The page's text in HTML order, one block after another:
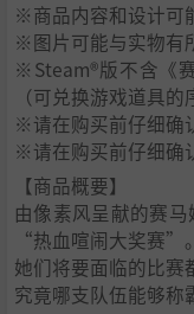
※商品内容和设计可
※图片可能与实物有
※Steam®版不含《
（可兑换游戏道具的
※请在购买前仔细确
※请在购买前仔细确
【商品概要】
由像素风呈献的赛
“热血喧闹大奖赛”。
她们将要面临的比赛
究竟哪支队伍能够称